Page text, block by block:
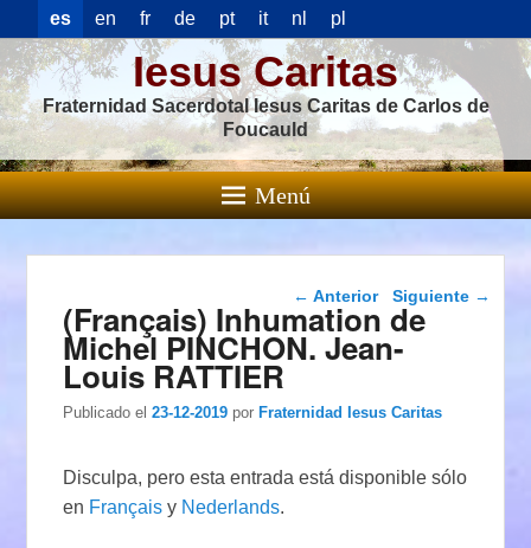
es en fr de pt it nl pl
Iesus Caritas
Fraternidad Sacerdotal Iesus Caritas de Carlos de
Foucauld
Menú
Navegación de
entradas
← Anterior Siguiente →
(Français) Inhumation de
Michel PINCHON. Jean-
Louis RATTIER
Publicado el 23-12-2019 porFraternidad Iesus Caritas
Disculpa, pero esta entrada está disponible sólo
en Français y Nederlands.